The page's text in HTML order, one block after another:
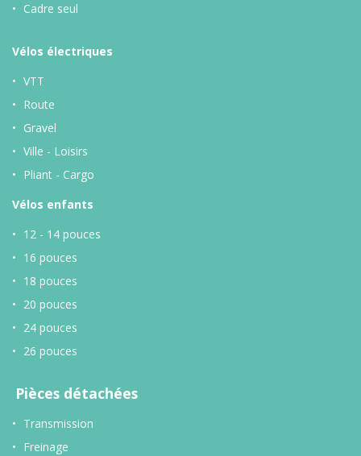
Cadre seul
Vélos électriques
VTT
Route
Gravel
Ville - Loisirs
Pliant - Cargo
Vélos enfants
12 - 14 pouces
16 pouces
18 pouces
20 pouces
24 pouces
26 pouces
Pièces détachées
Transmission
Freinage